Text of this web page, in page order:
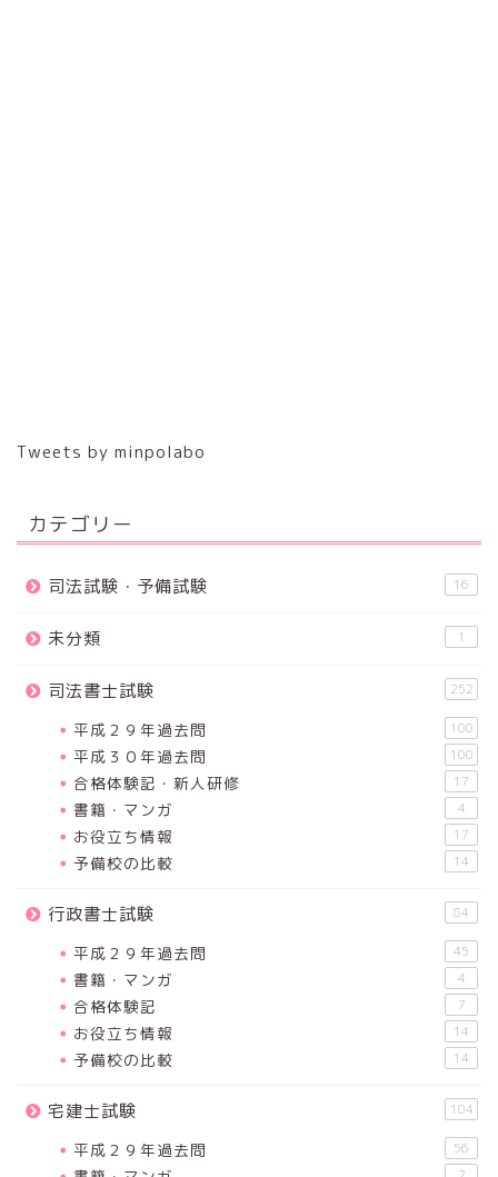
Tweets by minpolabo
カテゴリー
司法試験・予備試験 16
未分類 1
司法書士試験 252
平成２９年過去問 100
平成３０年過去問 100
合格体験記・新人研修 17
書籍・マンガ 4
お役立ち情報 17
予備校の比較 14
行政書士試験 84
平成２９年過去問 45
書籍・マンガ 4
合格体験記 7
お役立ち情報 14
予備校の比較 14
宅建士試験 104
平成２９年過去問 56